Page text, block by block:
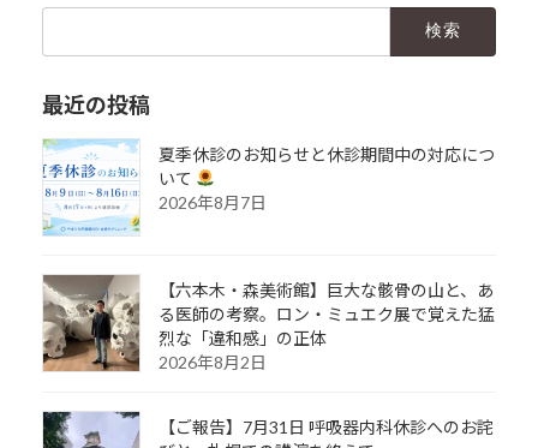
最近の投稿
夏季休診のお知らせと休診期間中の対応につ
いて
2026年8月7日
【六本木・森美術館】巨大な骸骨の山と、あ
る医師の考察。ロン・ミュエク展で覚えた猛
烈な「違和感」の正体
2026年8月2日
【ご報告】7月31日 呼吸器内科休診へのお詫